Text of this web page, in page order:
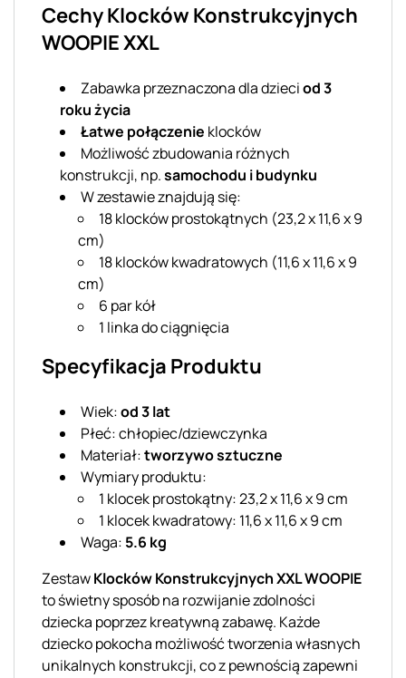
Cechy Klocków Konstrukcyjnych
WOOPIE XXL
Zabawka przeznaczona dla dzieciod 3
roku życia
Łatwe połączenie klocków
Możliwość zbudowania różnych
konstrukcji, np.samochodu i budynku
W zestawie znajdują się:
18 klocków prostokątnych (23,2 x 11,6 x 9
cm)
18 klocków kwadratowych (11,6 x 11,6 x 9
cm)
6 par kół
1 linka do ciągnięcia
Specyfikacja Produktu
Wiek:od 3 lat
Płeć: chłopiec/dziewczynka
Materiał:tworzywo sztuczne
Wymiary produktu:
1 klocek prostokątny: 23,2 x 11,6 x 9 cm
1 klocek kwadratowy: 11,6 x 11,6 x 9 cm
Waga: 5.6 kg
ZestawKlocków Konstrukcyjnych XXL WOOPIE
to świetny sposób na rozwijanie zdolności
dziecka poprzez kreatywną zabawę. Każde
dziecko pokocha możliwość tworzenia własnych
unikalnych konstrukcji, co z pewnością zapewni